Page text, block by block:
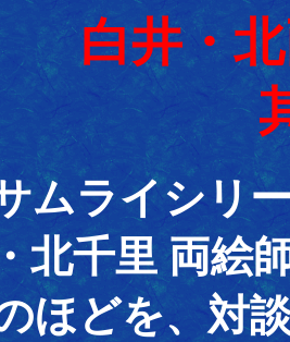
白井・
ムライシリ
北千里 両絵
ほどを、対